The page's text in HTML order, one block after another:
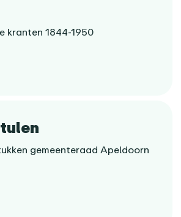
kranten 1844-1950
gemeenteraad Apeldoorn